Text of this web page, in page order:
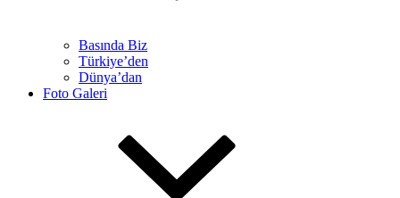
Basında Biz
Türkiye’den
Dünya’dan
Foto Galeri